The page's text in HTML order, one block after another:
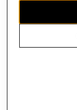
Uruguay ($U)